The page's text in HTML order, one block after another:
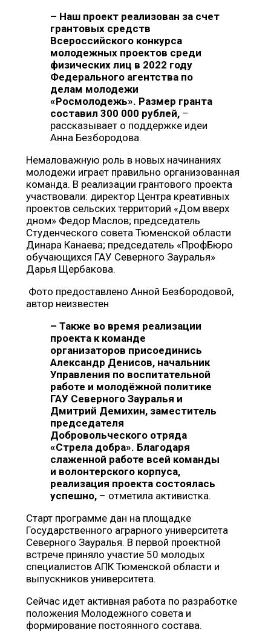
– Наш проект реализован за счет
грантовых средств
Всероссийского конкурса
молодежных проектов среди
физических лиц в 2022 году
Федерального агентства по
делам молодежи
«Росмолодежь». Размер гранта
составил 300 000 рублей, –
рассказывает о поддержке идеи
Анна Безбородова.
Немаловажную роль в новых начинаниях
молодежи играет правильно организованная
команда. В реализации грантового проекта
участвовали: директор Центра креативных
проектов сельских территорий «Дом вверх
дном» Федор Маслов; председатель
Студенческого совета Тюменской области
Динара Канаева; председатель «ПрофБюро
обучающихся ГАУ Северного Зауралья»
Дарья Щербакова.
Фото предоставлено Анной Безбородовой,
автор неизвестен
– Также во время реализации
проекта к команде
организаторов присоединись
Александр Денисов, начальник
Управления по воспитательной
работе и молодёжной политике
ГАУ Северного Зауралья и
Дмитрий Демихин, заместитель
председателя
Добровольческого отряда
«Стрела добра». Благодаря
слаженной работе всей команды
и волонтерского корпуса,
реализация проекта состоялась
успешно, – отметила активистка.
Старт программе дан на площадке
Государственного аграрного университета
Северного Зауралья. В первой проектной
встрече приняло участие 50 молодых
специалистов АПК Тюменской области и
выпускников университета.
Сейчас идет активная работа по разработке
положения Молодежного совета и
формирование постоянного состава.